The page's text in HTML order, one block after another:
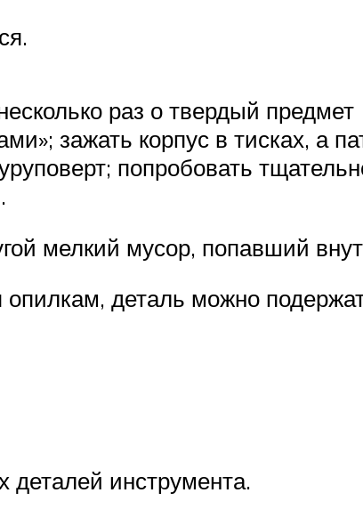
раз о твердый
зажать корпус в тисках, а
попробовать
мелкий мусор, попавший
деталь можно
деталей инструмента.